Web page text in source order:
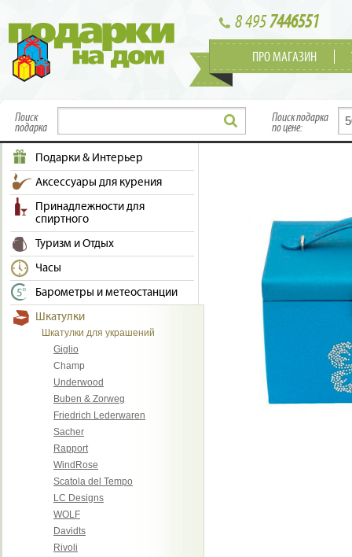
8 4957446551
ПРО МАГАЗИН
Поиск
подарка
Поиск подарка
по цене:
Подарки & Интерьер
Аксессуары для курения
Принадлежности для
спиртного
Туризм и Отдых
Часы
Барометры и метеостанции
Шкатулки
Шкатулки для украшений
Giglio
Champ
Underwood
Buben & Zorweg
Friedrich Lederwaren
Sacher
Rapport
WindRose
Scatola del Tempo
LC Designs
WOLF
Davidts
Rivoli